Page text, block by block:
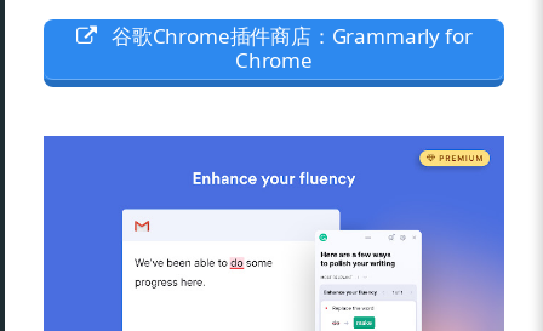
谷歌Chrome插件商店：Grammarly for
Chrome